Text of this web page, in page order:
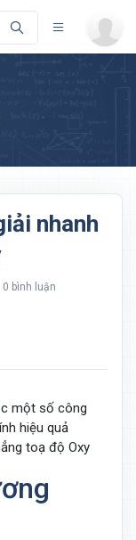
nhanh
0 bình luận
một số công
hiệu quả
toạ độ Oxy